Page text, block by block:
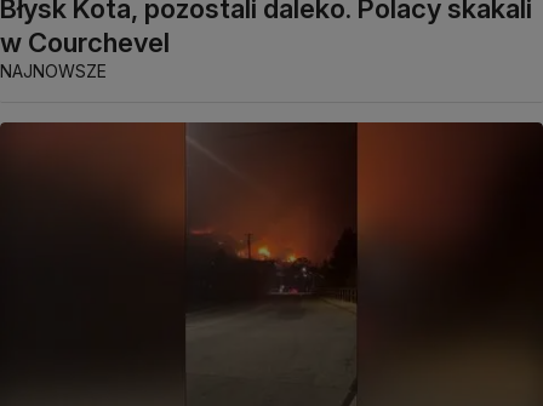
Błysk Kota, pozostali daleko. Polacy skakali
w Courchevel
NAJNOWSZE